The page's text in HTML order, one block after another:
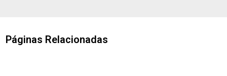
Páginas Relacionadas